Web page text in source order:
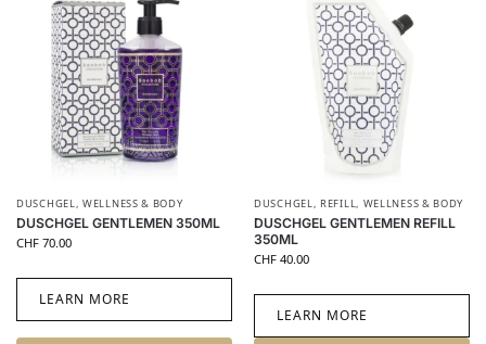
DUSCHGEL,WELLNESS & BODY
DUSCHGEL GENTLEMEN 350ML
CHF 70.00
LEARN MORE
DUSCHGEL, REFILL, WELLNESS & BODY
DUSCHGEL GENTLEMEN REFILL
350ML
CHF 40.00
LEARN MORE